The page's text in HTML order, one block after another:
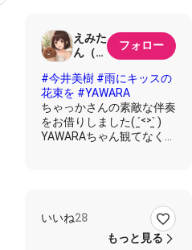
えみた
ん（旧
めこ）
フォロー
#今井美樹 #雨にキッスの
花束を #YAWARA
ちゃっかさんの素敵な伴奏
をお借りしました( ˊ̱˂˃ˋ̱ )
YAWARAちゃん観てなくて
(1番)
突然アイツが言った「結婚
いいね28
もっと見る